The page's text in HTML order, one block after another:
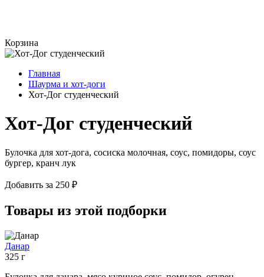
Корзина
Главная
Шаурма и хот-доги
Хот-Дог студенческий
Хот-Дог студенческий
Булочка для хот-дога, сосиска молочная, соус, помидоры, соус
бургер, кранч лук
Добавить за 250 ₽
Товары из этой подборки
Данар
325 г